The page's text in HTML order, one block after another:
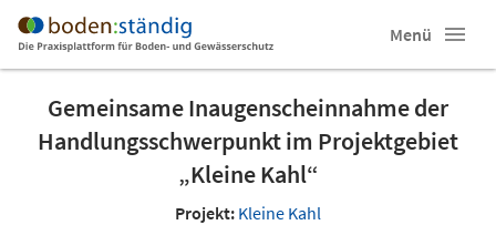
Menü
Gemeinsame Inaugenscheinnahme der
Handlungsschwerpunkt im Projektgebiet
„Kleine Kahl“
Projekt: Kleine Kahl